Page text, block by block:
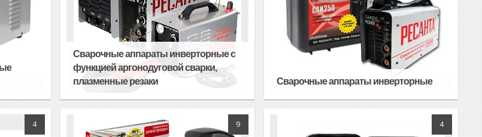
Сварочные аппараты инверторные с
функцией аргонодуговой сварки,
плазменные резаки
Сварочные аппараты инверторные
4 9 4